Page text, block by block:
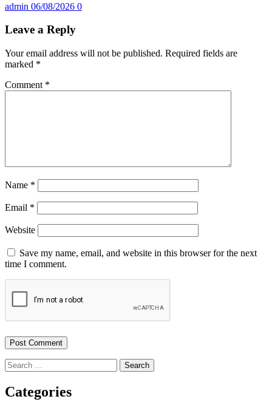
admin 06/08/2026 0
Leave a Reply
Your email address will not be published. Required fields are
marked *
Comment *
Name *
Email *
Website
Save my name, email, and website in this browser for the next
time I comment.
Search
for:
Categories